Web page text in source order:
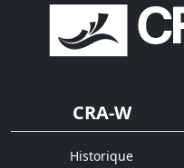
CRA-W
Historique